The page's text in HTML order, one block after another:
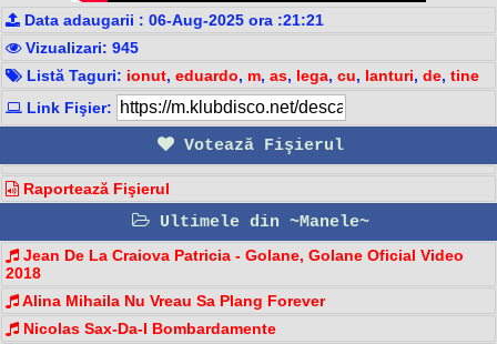
Data adaugarii : 06-Aug-2025 ora :21:21
Vizualizari: 945
Listă Taguri: ionut, eduardo, m, as, lega, cu, lanturi, de, tine
Link Fişier:
Votează Fişierul
Raportează Fişierul
Ultimele din ~Manele~
Jean De La Craiova Patricia - Golane, Golane Oficial Video
2018
Alina Mihaila Nu Vreau Sa Plang Forever
Nicolas Sax-Da-I Bombardamente